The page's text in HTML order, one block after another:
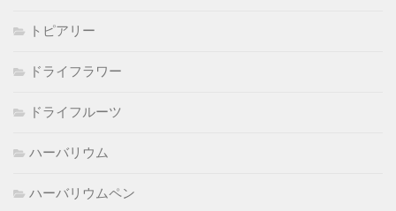
トピアリー
ドライフラワー
ドライフルーツ
ハーバリウム
ハーバリウムペン